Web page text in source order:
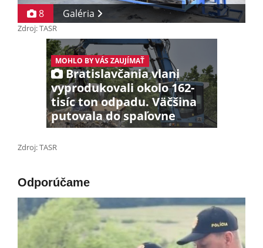
8 Galéria
Zdroj: TASR
MOHLO BY VÁS ZAUJÍMAŤ
Bratislavčania vlani
vyprodukovali okolo 162-
tisíc ton odpadu. Väčšina
putovala do spaľovne
Zdroj: TASR
Odporúčame